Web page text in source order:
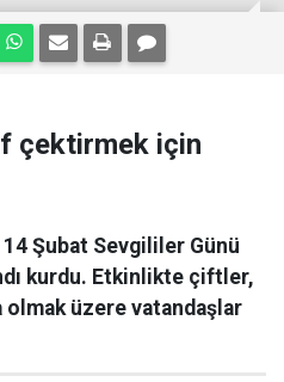
çektirmek için
Şubat Sevgililer Günü
kurdu. Etkinlikte çiftler,
üzere vatandaşlar